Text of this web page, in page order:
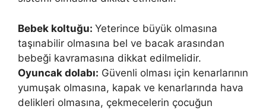
Bebek koltuğu: Yeterince büyük olmasına
taşınabilir olmasına bel ve bacak arasından
bebeği kavramasına dikkat edilmelidir.
Oyuncak dolabı: Güvenli olması için kenarlarının
yumuşak olmasına, kapak ve kenarlarında hava
delikleri olmasına, çekmecelerin çocuğun